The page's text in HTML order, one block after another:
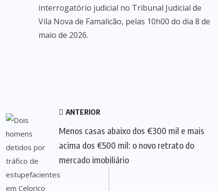
interrogatório judicial no Tribunal Judicial de
Vila Nova de Famalicão, pelas 10h00 do dia 8 de
maio de 2026.
ANTERIOR
Menos casas abaixo dos €300 mil e mais
acima dos €500 mil: o novo retrato do
mercado imobiliário